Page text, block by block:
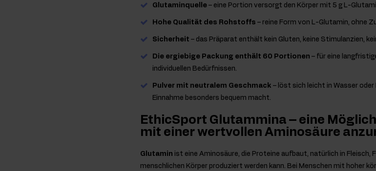
Glutaminquelle – eine Portion versorgt den Körper mit 5 g L-
Hohe Qualität des Rohstoffs – reine Form von L-Glutamin, ohne
Sicherheit – das Präparat enthält kein Gluten, keine Stimulanzien,
Die ergiebige Packung enthält 60 Portionen – für eine
individuellen Bedürfnissen.
Pulver mit neutralem Geschmack – löst sich leicht in Wasser oder
Einnahme besonders bequem macht.
EthicSport Glutammina – eine
mit einer wertvollen Aminosäure
Glutamin ist eine Aminosäure, die Proteine aufbaut, natürlich in Fleisch,
menschlichen Körper produziert werden kann. Bei Menschen mit hoher